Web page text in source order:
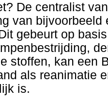
De centralist
van bijvoorbeeld
gebeurt op
stoffen, kan een
als reanimatie
is.